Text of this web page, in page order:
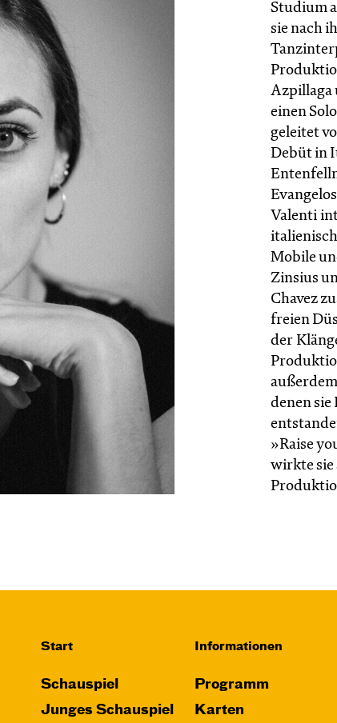
Studium
sie nach
Azpillaga
einen
geleitet
Debüt in
Valenti
Mobile
Zinsius
Chavez
freien
der
denen
»Raise
wirkte sie
Start
Schauspiel
Junges Schauspiel
Informationen
Programm
Karten